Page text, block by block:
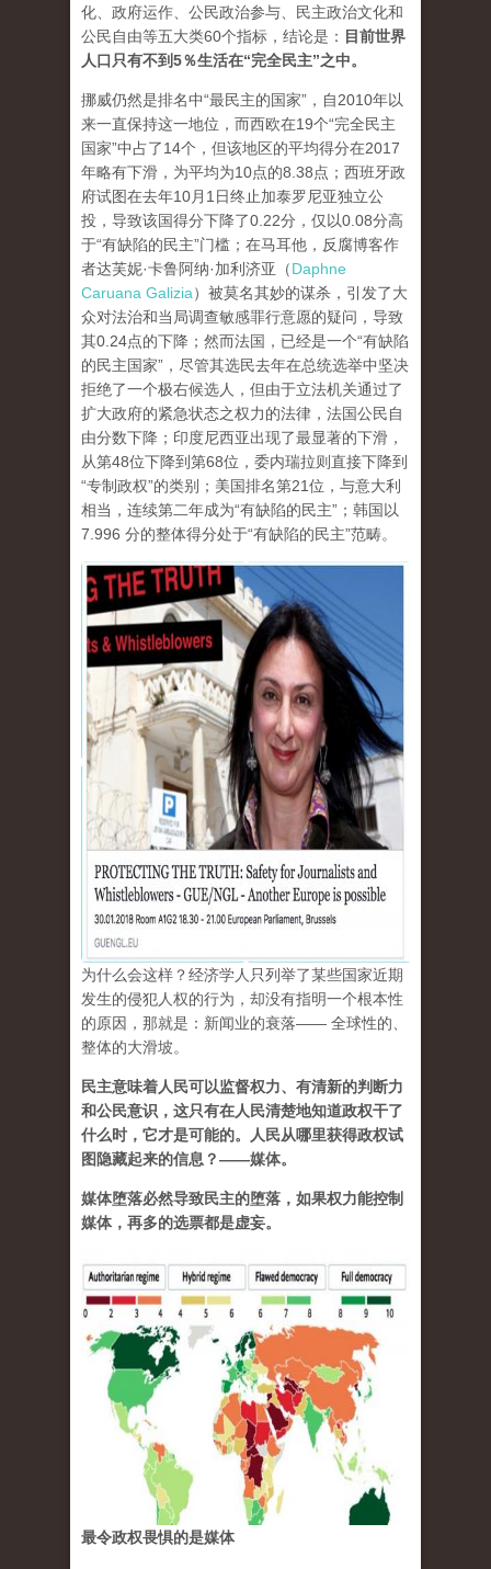
化、政府运作、公民政治参与、民主政治文化和
公民自由等五大类60个指标，结论是： 目前世界
人口只有不到5％生活在“完全民主”之中。
挪威仍然是排名中“最民主的国家”，自2010年以
来一直保持这一地位，而西欧在19个“完全民主
国家”中占了14个，但该地区的平均得分在2017
年略有下滑，为平均为10点的8.38点；西班牙政
府试图在去年10月1日终止加泰罗尼亚独立公
投，导致该国得分下降了0.22分，仅以0.08分高
于“有缺陷的民主”门槛；在马耳他，反腐博客作
者达芙妮·卡鲁阿纳·加利济亚（Daphne
Caruana Galizia）被莫名其妙的谋杀，引发了大
众对法治和当局调查敏感罪行意愿的疑问，导致
其0.24点的下降；然而法国，已经是一个“有缺陷
的民主国家”，尽管其选民去年在总统选举中坚决
拒绝了一个极右候选人，但由于立法机关通过了
扩大政府的紧急状态之权力的法律，法国公民自
由分数下降；印度尼西亚出现了最显著的下滑，
从第48位下降到第68位，委内瑞拉则直接下降到
“专制政权”的类别；美国排名第21位，与意大利
相当，连续第二年成为“有缺陷的民主”；韩国以
7.996 分的整体得分处于“有缺陷的民主”范畴。
为什么会这样？经济学人只列举了某些国家近期
发生的侵犯人权的行为，却没有指明一个根本性
的原因，那就是：新闻业的衰落—— 全球性的、
整体的大滑坡。
民主意味着人民可以监督权力、有清新的判断力
和公民意识，这只有在人民清楚地知道政权干了
什么时，它才是可能的。人民从哪里获得政权试
图隐藏起来的信息？——媒体。
媒体堕落必然导致民主的堕落，如果权力能控制
媒体，再多的选票都是虚妄。
最令政权畏惧的是媒体